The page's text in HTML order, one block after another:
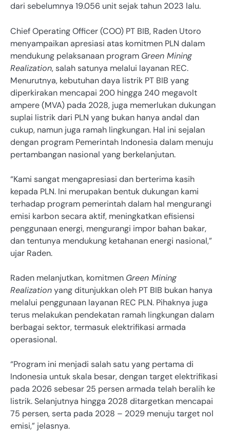
dari sebelumnya 19.056 unit sejak tahun 2023 lalu.
Chief Operating Officer (COO) PT BIB, Raden Utoro
menyampaikan apresiasi atas komitmen PLN dalam
mendukung pelaksanaan program Green Mining
Realization, salah satunya melalui layanan REC.
Menurutnya, kebutuhan daya listrik PT BIB yang
diperkirakan mencapai 200 hingga 240 megavolt
ampere (MVA) pada 2028, juga memerlukan dukungan
suplai listrik dari PLN yang bukan hanya andal dan
cukup, namun juga ramah lingkungan. Hal ini sejalan
dengan program Pemerintah Indonesia dalam menuju
pertambangan nasional yang berkelanjutan.
“Kami sangat mengapresiasi dan berterima kasih
kepada PLN. Ini merupakan bentuk dukungan kami
terhadap program pemerintah dalam hal mengurangi
emisi karbon secara aktif, meningkatkan efisiensi
penggunaan energi, mengurangi impor bahan bakar,
dan tentunya mendukung ketahanan energi nasional,”
ujar Raden.
Raden melanjutkan, komitmen Green Mining
Realizationyang ditunjukkan oleh PT BIB bukan hanya
melalui penggunaan layanan REC PLN. Pihaknya juga
terus melakukan pendekatan ramah lingkungan dalam
berbagai sektor, termasuk elektrifikasi armada
operasional.
“Program ini menjadi salah satu yang pertama di
Indonesia untuk skala besar, dengan target elektrifikasi
pada 2026 sebesar 25 persen armada telah beralih ke
listrik. Selanjutnya hingga 2028 ditargetkan mencapai
75 persen, serta pada 2028 – 2029 menuju target nol
emisi,” jelasnya.